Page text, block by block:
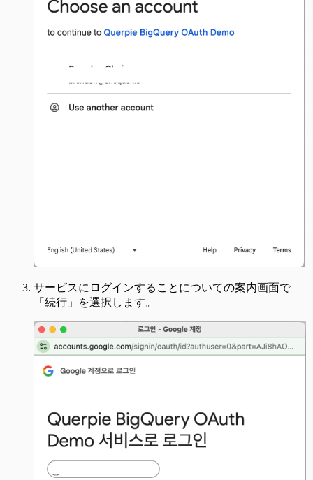
サービスにログインすることについての案内画面で
「続行」を選択します。